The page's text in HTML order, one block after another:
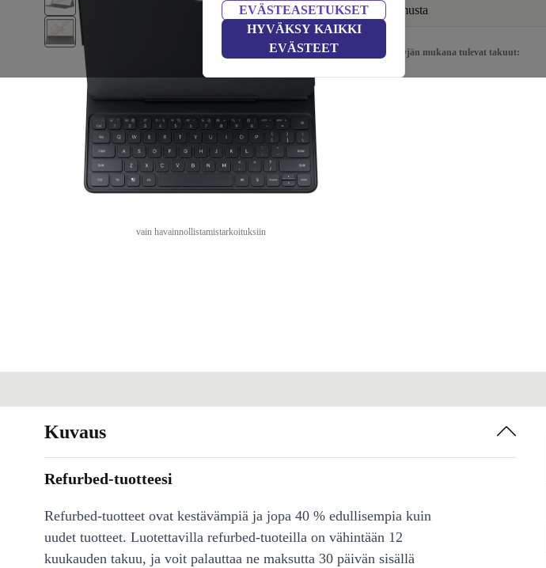
EVÄSTEASETUKSET
HYVÄKSY KAIKKI
EVÄSTEET
vain havainnollistamistarkoituksiin
musta
Myyjän mukana tulevat takuut:
Kuvaus
Refurbed-tuotteesi
Refurbed-tuotteet ovat kestävämpiä ja jopa 40 % edullisempia kuin
uudet tuotteet. Luotettavilla refurbed-tuoteilla on vähintään 12
kuukauden takuu, ja voit palauttaa ne maksutta 30 päivän sisällä